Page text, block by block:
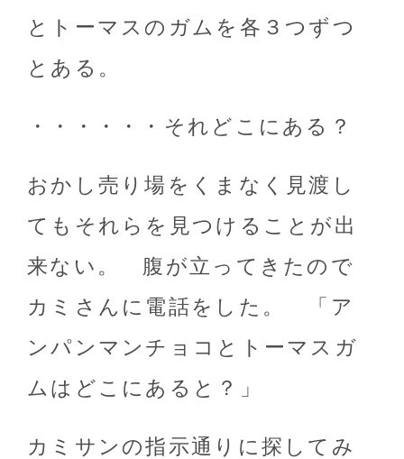
とトーマスのガムを各３つずつ
とある。
・・・・・・それどこにある？
おかし売り場をくまなく見渡し
てもそれらを見つけることが出
来ない。 腹が立ってきたので
カミさんに電話をした。 「ア
ンパンマンチョコとトーマスガ
ムはどこにあると？」
カミサンの指示通りに探してみ